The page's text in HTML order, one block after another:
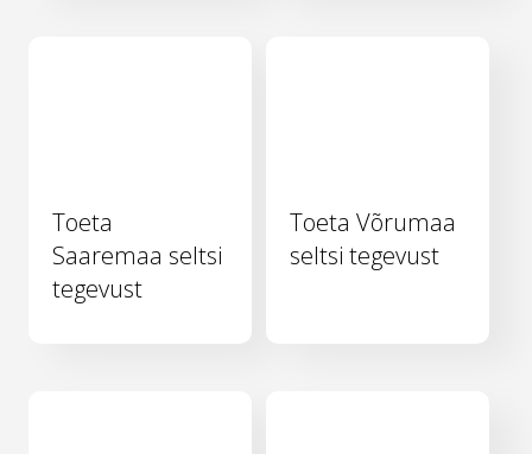
Toeta
Saaremaa seltsi
tegevust
Toeta Võrumaa
seltsi tegevust